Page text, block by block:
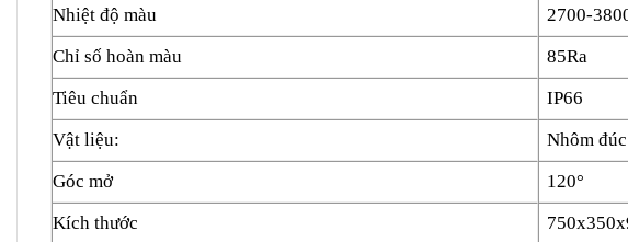
Nhiệt độ màu
2700-
Chỉ số hoàn màu
85Ra
Tiêu chuẩn
IP66
Vật liệu:
Nhôm
Góc mở
120°
Kích thước